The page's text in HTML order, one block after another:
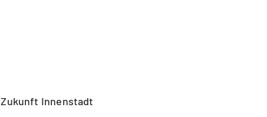
Zukunft Innenstadt